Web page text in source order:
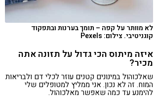
לא מוותר על קפה – תומך בערנות ובתפקוד
קוגניטיבי. צילום: Pexels
איזה מיתוס הכי גדול על תזונה אתה
מכיר?
שאלכוהול במינונים קטנים עוזר לכלי דם ולבריאות
המוח. זה לא נכון. אני ממליץ למטופלים שלי
להימנע עד כמה שאפשר מאלכוהול.